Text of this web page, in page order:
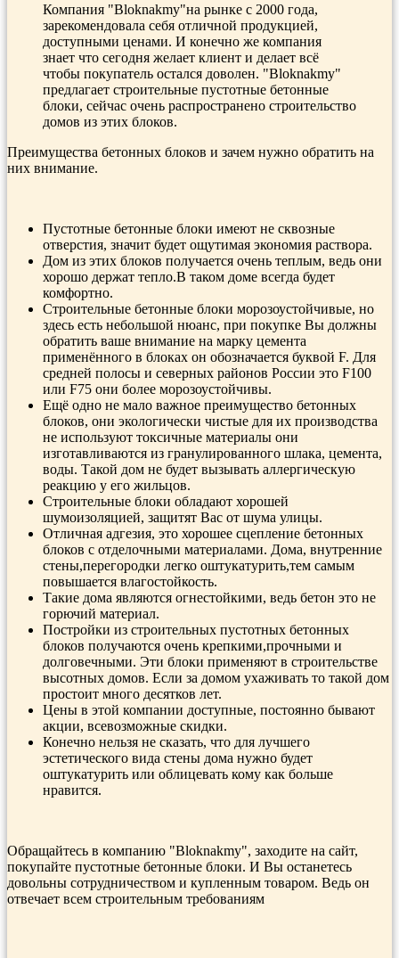
Компания "Bloknakmy"на рынке с 2000 года,
зарекомендовала себя отличной продукцией,
доступными ценами. И конечно же компания
знает что сегодня желает клиент и делает всё
чтобы покупатель остался доволен. "Bloknakmy"
предлагает строительные пустотные бетонные
блоки, сейчас очень распространено строительство
домов из этих блоков.
Преимущества бетонных блоков и зачем нужно обратить на
них внимание.
Пустотные бетонные блоки имеют не сквозные
отверстия, значит будет ощутимая экономия раствора.
Дом из этих блоков получается очень теплым, ведь они
хорошо держат тепло.В таком доме всегда будет
комфортно.
Строительные бетонные блоки морозоустойчивые, но
здесь есть небольшой нюанс, при покупке Вы должны
обратить ваше внимание на марку цемента
применённого в блоках он обозначается буквой F. Для
средней полосы и северных районов России это F100
или F75 они более морозоустойчивы.
Ещё одно не мало важное преимущество бетонных
блоков, они экологически чистые для их производства
не используют токсичные материалы они
изготавливаются из гранулированного шлака, цемента,
воды. Такой дом не будет вызывать аллергическую
реакцию у его жильцов.
Строительные блоки обладают хорошей
шумоизоляцией, защитят Вас от шума улицы.
Отличная адгезия, это хорошее сцепление бетонных
блоков с отделочными материалами. Дома, внутренние
стены,перегородки легко оштукатурить,тем самым
повышается влагостойкость.
Такие дома являются огнестойкими, ведь бетон это не
горючий материал.
Постройки из строительных пустотных бетонных
блоков получаются очень крепкими,прочными и
долговечными. Эти блоки применяют в строительстве
высотных домов. Если за домом ухаживать то такой дом
простоит много десятков лет.
Цены в этой компании доступные, постоянно бывают
акции, всевозможные скидки.
Конечно нельзя не сказать, что для лучшего
эстетического вида стены дома нужно будет
оштукатурить или облицевать кому как больше
нравится.
Обращайтесь в компанию "Bloknakmy", заходите на сайт,
покупайте пустотные бетонные блоки. И Вы останетесь
довольны сотрудничеством и купленным товаром. Ведь он
отвечает всем строительным требованиям